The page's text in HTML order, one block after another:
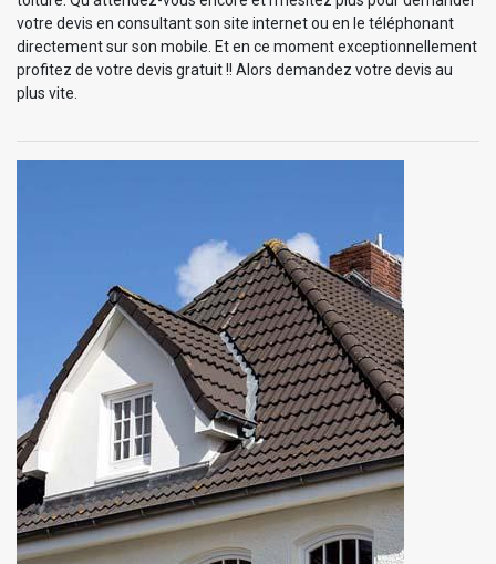
votre devis en consultant son site internet ou en le téléphonant
directement sur son mobile. Et en ce moment exceptionnellement
profitez de votre devis gratuit !! Alors demandez votre devis au
plus vite.